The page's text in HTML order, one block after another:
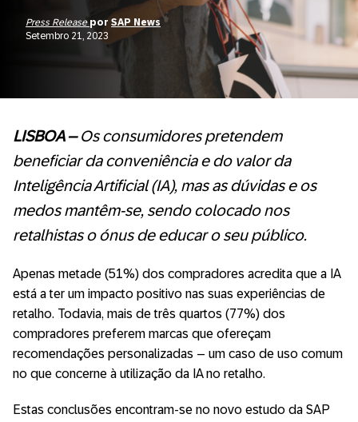
Press Releasepor SAP News
Setembro 21, 2023
LISBOA –Os consumidores pretendem
beneficiar da conveniência e do valor da
Inteligência Artificial (IA), mas as dúvidas e os
medos mantêm-se, sendo colocado nos
retalhistas o ónus de educar o seu público.
Apenas metade (51%) dos compradores acredita que a IA
está a ter um impacto positivo nas suas experiências de
retalho. Todavia, mais de três quartos (77%) dos
compradores preferem marcas que ofereçam
recomendações personalizadas – um caso de uso comum
no que concerne à utilização da IA no retalho.
Estas conclusões encontram-se no novo estudo da SAP